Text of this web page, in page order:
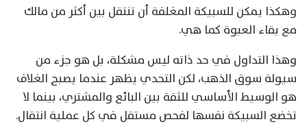
وهكذا يمكن للسبيكة المغلفة أن تنتقل بين أكثر من مالك
مع بقاء العبوة كما هي.
وهذا التداول في حد ذاته ليس مشكلة، بل هو جزء من
سيولة سوق الذهب، لكن التحدي يظهر عندما يصبح الغلاف
هو الوسيط الأساسي للثقة بين البائع والمشتري، بينما لا
تخضع السبيكة نفسها لفحص مستقل في كل عملية انتقال.